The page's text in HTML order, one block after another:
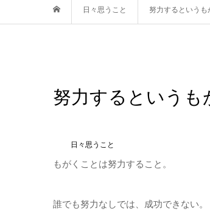
日々思うこと 努力するというも
努力するというも
日々思うこと
もがくことは努力すること。
誰でも努力なしでは、成功できない。